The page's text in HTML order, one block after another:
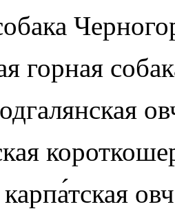
горная